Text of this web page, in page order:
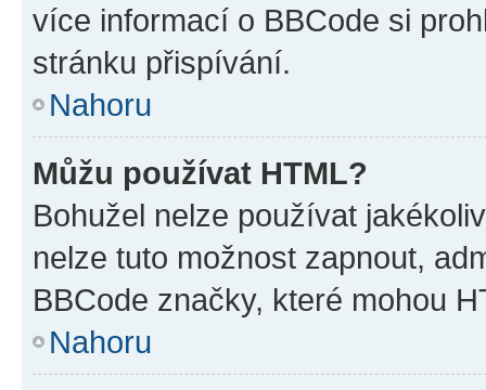
více informací o BBCode si
stránku přispívání.
Nahoru
Můžu používat HTML?
Bohužel nelze používat
nelze tuto možnost zapnout,
BBCode značky, které mohou
Nahoru